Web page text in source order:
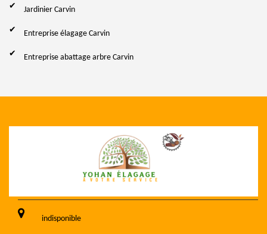
Jardinier Carvin
Entreprise élagage Carvin
Entreprise abattage arbre Carvin
indisponible